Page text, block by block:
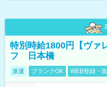
特別時給1800円【ヴァ
フ 日本橋
派遣 ブランクOK WEB登録・